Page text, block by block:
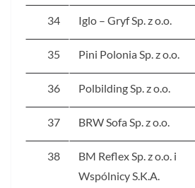
34 Iglo – Gryf Sp. z o.o.
35 Pini Polonia Sp. z o.o.
36 Polbilding Sp. z o.o.
37 BRW Sofa Sp. z o.o.
38
BM Reflex Sp. z o.o. i
Wspólnicy S.K.A.